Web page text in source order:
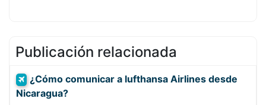
Publicación relacionada
¿Cómo comunicar a lufthansa Airlines desde
Nicaragua?